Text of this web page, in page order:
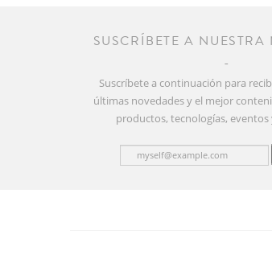
SUSCRÍBETE A NUESTRA
Suscríbete a continuación para
últimas novedades y el mejor
productos, tecnologías, eventos